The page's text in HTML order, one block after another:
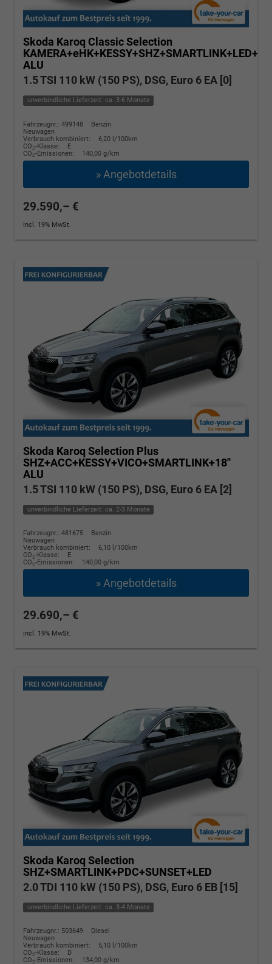
Skoda Karoq Classic Selection
ALU
1.5 TSI 110 kW (150 PS), DSG, Euro 6 EA [0]
unverbindliche Lieferzeit: ca. 3-6 Monate
Fahrzeugnr.: 499148
Benzin
Neuwagen
Verbrauch kombiniert:
6,20 l/100km
CO2-Klasse:
E
CO2-Emissionen: 140,00 g/km
» Angebotdetails
29.590,– €
incl. 19% MwSt.
Skoda Karoq Selection Plus
SHZ+ACC+KESSY+VICO+SMARTLINK+18''
ALU
1.5 TSI 110 kW (150 PS), DSG, Euro 6 EA [2]
unverbindliche Lieferzeit: ca. 2-3 Monate
Fahrzeugnr.: 481675
Benzin
Neuwagen
Verbrauch kombiniert:
6,10 l/100km
CO2-Klasse:
E
CO2-Emissionen: 140,00 g/km
» Angebotdetails
29.690,– €
incl. 19% MwSt.
Skoda Karoq Selection
SHZ+SMARTLINK+PDC+SUNSET+LED
2.0 TDI 110 kW (150 PS), DSG, Euro 6 EB [15]
unverbindliche Lieferzeit: ca. 3-4 Monate
Fahrzeugnr.: 503649
Diesel
Neuwagen
Verbrauch kombiniert:
5,10 l/100km
CO2-Klasse:
D
CO2-Emissionen: 134,00 g/km